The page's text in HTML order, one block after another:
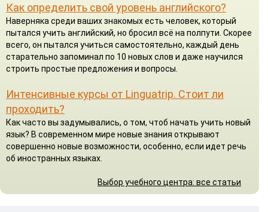
Как определить свой уровень английского?
Наверняка среди ваших знакомых есть человек, который
пытался учить английский, но бросил всё на полпути. Скорее
всего, он пытался учиться самостоятельно, каждый день
старательно запоминал по 10 новых слов и даже научился
строить простые предложения и вопросы.
Интенсивные курсы от Linguatrip. Стоит ли
проходить?
Как часто вы задумывались, о том, чтоб начать учить новый
язык? В современном мире новые знания открывают
совершенно новые возможности, особенно, если идет речь
об иностранных языках.
Выбор учебного центра: все статьи